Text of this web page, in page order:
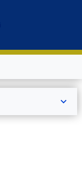
expand_more